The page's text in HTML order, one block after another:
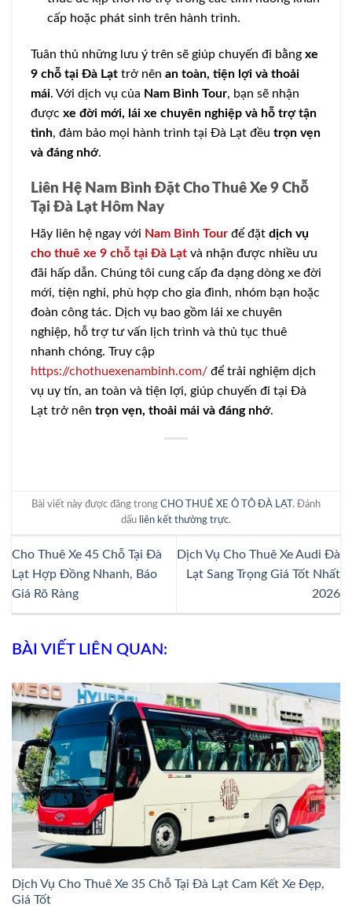
cấp hoặc phát sinh trên hành trình.
Tuân thủ những lưu ý trên sẽ giúp chuyến đi bằng xe
9 chỗ tại Đà Lạt trở nên an toàn, tiện lợi và thoải
mái. Với dịch vụ của Nam Bình Tour, bạn sẽ nhận
được xe đời mới, lái xe chuyên nghiệp và hỗ trợ tận
tình, đảm bảo mọi hành trình tại Đà Lạt đều trọn vẹn
và đáng nhớ.
Liên Hệ Nam Bình Đặt Cho Thuê Xe 9 Chỗ
Tại Đà Lạt Hôm Nay
Hãy liên hệ ngay với Nam Bình Tour để đặt dịch vụ
cho thuê xe 9 chỗ tại Đà Lạt và nhận được nhiều ưu
đãi hấp dẫn. Chúng tôi cung cấp đa dạng dòng xe đời
mới, tiện nghi, phù hợp cho gia đình, nhóm bạn hoặc
đoàn công tác. Dịch vụ bao gồm lái xe chuyên
nghiệp, hỗ trợ tư vấn lịch trình và thủ tục thuê
nhanh chóng. Truy cập
https://chothuexenambinh.com/ để trải nghiệm dịch
vụ uy tín, an toàn và tiện lợi, giúp chuyến đi tại Đà
Lạt trở nên trọn vẹn, thoải mái và đáng nhớ.
Bài viết này được đăng trong CHO THUÊ XE Ô TÔ ĐÀ LẠT . Đánh
dấu liên kết thường trực.
Cho Thuê Xe 45 Chỗ Tại Đà
Lạt Hợp Đồng Nhanh, Báo
Giá Rõ Ràng
Dịch Vụ Cho Thuê Xe Audi Đà
Lạt Sang Trọng Giá Tốt Nhất
2026
BÀI VIẾT LIÊN QUAN:
Dịch Vụ Cho Thuê Xe 35 Chỗ Tại Đà Lạt Cam Kết Xe Đẹp,
Giá Tốt